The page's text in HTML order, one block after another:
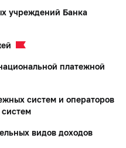
учреждений Банка
платежной
систем и операторов
видов доходов